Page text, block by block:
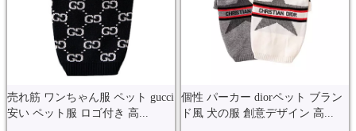
売れ筋 ワンちゃん服 ペット gucci
安い ペット服 ロゴ付き 高...
個性 パーカー diorペット ブラン
ド風 犬の服 創意デザイン 高...